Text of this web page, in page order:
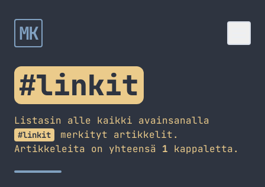
MK
#linkit
Listasin alle kaikki avainsanalla
#linkit
merkityt artikkelit.
Artikkeleita on yhteensä 1 kappaletta.